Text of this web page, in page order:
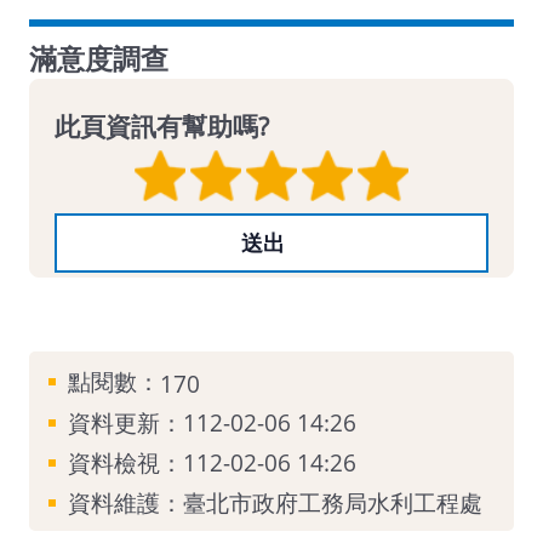
滿意度調查
此頁資訊有幫助嗎?
點閱數： 170
資料更新：112-02-06 14:26
資料檢視：112-02-06 14:26
資料維護：臺北市政府工務局水利工程處